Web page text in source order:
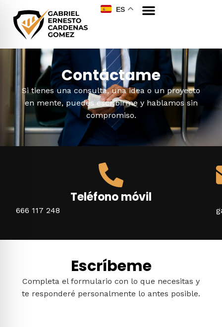
ES
Contáctame
Si tienes una consulta, una idea o un proyecto
en mente, puedes escribirme y hablamos sin
compromiso.
Teléfono móvil
666 117 248
Escríbeme
Completa el formulario con lo que necesitas y
te responderé personalmente lo antes posible.